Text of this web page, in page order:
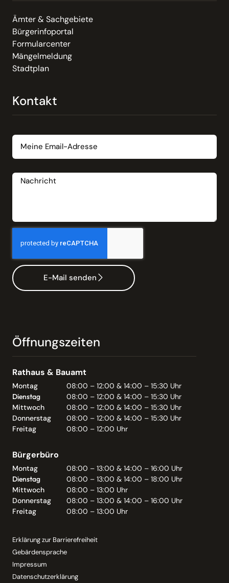
Ämter & Sachgebiete
Bürgerinfoportal
Formularcenter
Mängelmeldung
Stadtplan
Kontakt
E-Mail senden
Öffnungszeiten
Rathaus & Bauamt
Montag
08:00 – 12:00 & 14:00 – 15:30 Uhr
Dienstag
08:00 – 12:00 & 14:00 – 15:30 Uhr
Mittwoch
08:00 – 12:00 & 14:00 – 15:30 Uhr
Donnerstag
08:00 – 12:00 & 14:00 – 15:30 Uhr
Freitag
08:00 – 12:00 Uhr
Bürgerbüro
Montag
08:00 – 13:00 & 14:00 – 16:00 Uhr
Dienstag
08:00 – 13:00 & 14:00 – 18:00 Uhr
Mittwoch
08:00 – 13:00 Uhr
Donnerstag
08:00 – 13:00 & 14:00 – 16:00 Uhr
Freitag
08:00 – 13:00 Uhr
Erklärung zur Barrierefreiheit
Gebärdensprache
Impressum
Datenschutzerklärung